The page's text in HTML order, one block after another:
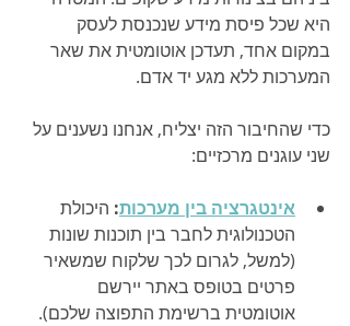
היא שכל פיסת מידע שנכנסת לעסק
במקום אחד, תעדכן אוטומטית את שאר
המערכות ללא מגע יד אדם.
כדי שהחיבור הזה יצליח, אנחנו נשענים על
שני עוגנים מרכזיים:
אינטגרציה בין מערכות: היכולת
הטכנולוגית לחבר בין תוכנות שונות
(למשל, לגרום לכך שלקוח שמשאיר
פרטים בטופס באתר יירשם
אוטומטית ברשימת התפוצה שלכם).